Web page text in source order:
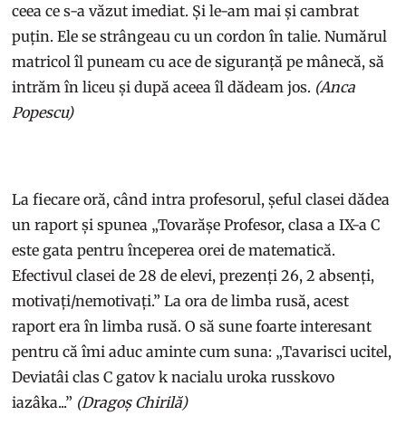
ceea ce s-a văzut imediat. Și le-am mai și cambrat
puțin. Ele se strângeau cu un cordon în talie. Numărul
matricol îl puneam cu ace de siguranță pe mânecă, să
intrăm în liceu și după aceea îl dădeam jos. (Anca
Popescu)
La fiecare oră, când intra profesorul, șeful clasei dădea
un raport și spunea „Tovarășe Profesor, clasa a IX-a C
este gata pentru începerea orei de matematică.
Efectivul clasei de 28 de elevi, prezenți 26, 2 absenți,
motivați/nemotivați.” La ora de limba rusă, acest
raport era în limba rusă. O să sune foarte interesant
pentru că îmi aduc aminte cum suna: „Tavarisci ucitel,
Deviatâi clas C gatov k nacialu uroka russkovo
iazâka...” (Dragoș Chirilă)